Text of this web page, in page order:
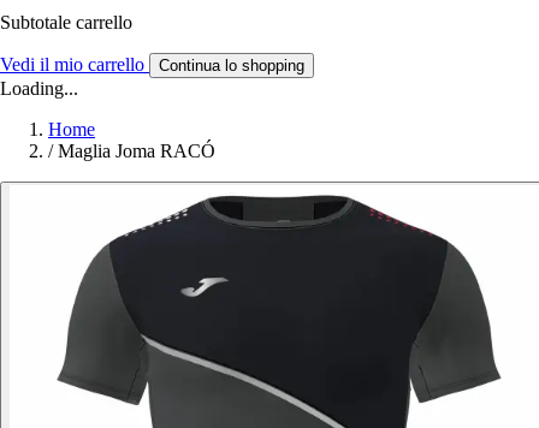
Subtotale carrello
Vedi il mio carrello Continua lo shopping
Loading...
Home
/ Maglia Joma RACÓ